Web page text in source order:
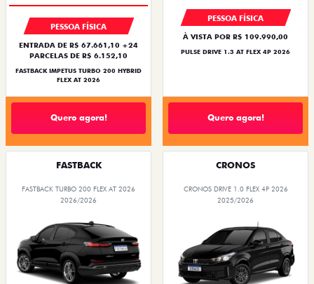
PESSOA FÍSICA
ENTRADA DE R$ 67.661,10 +24
PARCELAS DE R$ 6.152,10
FASTBACK IMPETUS TURBO 200 HYBRID
FLEX AT 2026
Quero agora!
PESSOA FÍSICA
À VISTA POR R$ 109.990,00
PULSE DRIVE 1.3 AT FLEX 4P 2026
Quero agora!
FASTBACK
FASTBACK TURBO 200 FLEX AT 2026
2026/2026
CRONOS
CRONOS DRIVE 1.0 FLEX 4P 2026
2025/2026